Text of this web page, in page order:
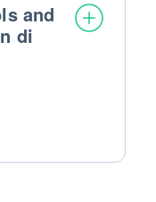
and
di